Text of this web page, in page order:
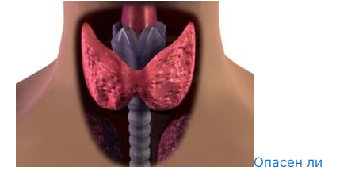
Опасен ли